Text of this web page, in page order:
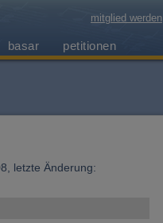
mitglied werden
basar petitionen
letzte Änderung: